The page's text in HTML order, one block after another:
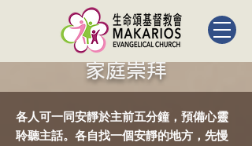
家庭崇拜
各人可一同安靜於主前五分鐘，預備心靈
聆聽主話。各自找一個安靜的地方，先慢